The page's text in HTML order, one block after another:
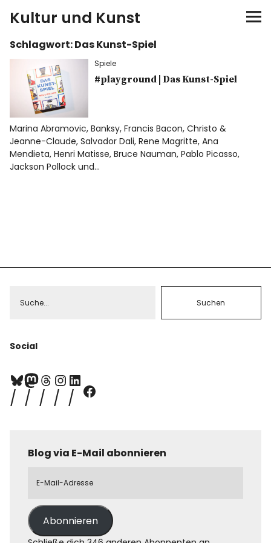
Kultur und Kunst
kultur & kunst
Ausstellungen
Spiele
Konzerte
Schlagwort:Das Kunst-Spiel
Spiele
#playground | Das Kunst-Spiel
Marina Abramovic, Banksy, Francis Bacon, Christo &
Jeanne-Claude, Salvador Dali, Rene Magritte, Ana
Mendieta, Henri Matisse, Bruce Nauman, Pablo Picasso,
Jackson Pollock und…
Social
Blog via E-Mail abonnieren
Abonnieren